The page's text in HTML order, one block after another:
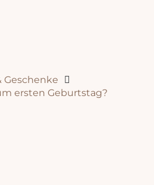
Geschenke
ersten Geburtstag?